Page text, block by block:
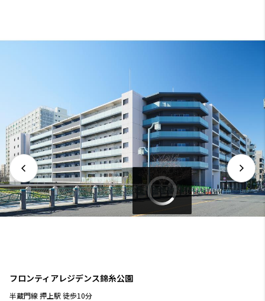
フロンティアレジデンス錦糸公園
半蔵門線 押上駅 徒歩10分